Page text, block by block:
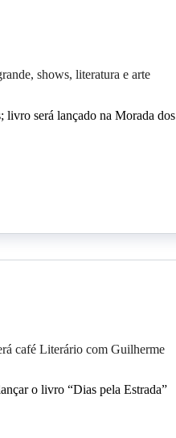
shows, literatura e arte
livro será lançado na Morada dos
café Literário com Guilherme
o livro “Dias pela Estrada”